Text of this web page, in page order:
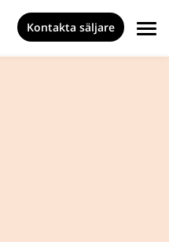
Kontakta säljare